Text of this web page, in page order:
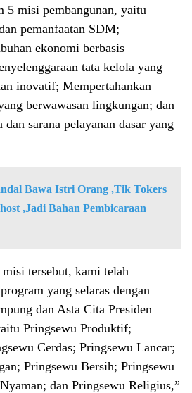
5 misi pembangunan, yaitu
pemanfaatan SDM;
ekonomi berbasis
tata kelola yang
inovatif; Mempertahankan
berwawasan lingkungan; dan
dan sarana pelayanan dasar yang
Bawa Istri Orang ,Tik Tokers
,Jadi Bahan Pembicaraan
tersebut, kami telah
yang selaras dengan
dan Asta Cita Presiden
Pringsewu Produktif;
Cerdas; Pringsewu Lancar;
Pringsewu Bersih; Pringsewu
dan Pringsewu Religius,”